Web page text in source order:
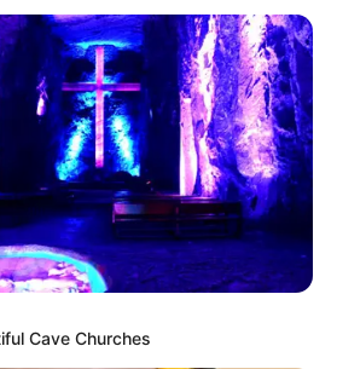
обласної прокуратури
КРИМІНАЛ
Cave Churches